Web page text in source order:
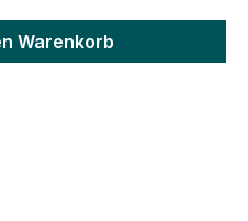
Wert
Warenkorb